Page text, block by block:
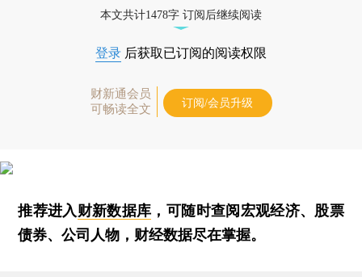
本文共计1478字 订阅后继续阅读
登录 后获取已订阅的阅读权限
财新通会员
可畅读全文
订阅/会员升级
推荐进入财新数据库 ，可随时查阅宏观经济、股票
债券、公司人物，财经数据尽在掌握。